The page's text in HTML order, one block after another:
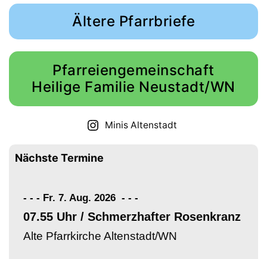
Ältere Pfarrbriefe
Pfarreiengemeinschaft
Heilige Familie Neustadt/WN
Minis Altenstadt
Nächste Termine
- - - Fr. 7. Aug. 2026 - - -
07.55 Uhr / Schmerzhafter Rosenkranz
Alte Pfarrkirche Altenstadt/WN